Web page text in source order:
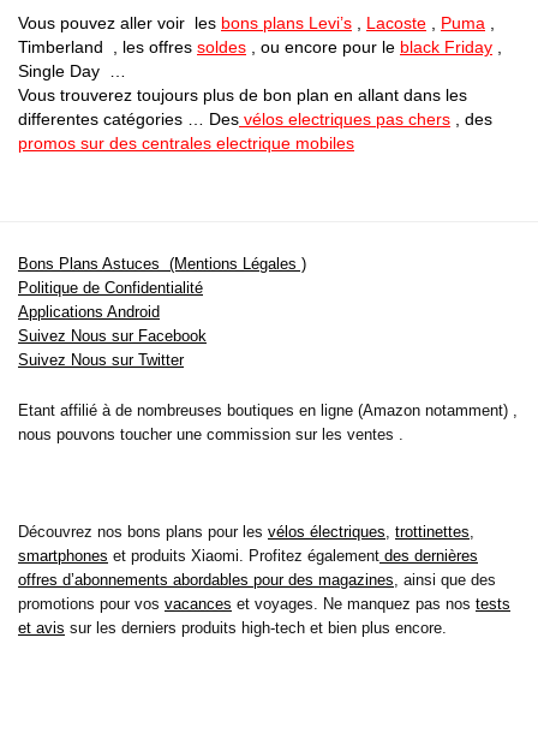
Vous pouvez aller voir les bons plans Levi’s Lacoste Puma
Timberland , les offres soldes , ou encore pour le black Friday
Single Day …
Vous trouverez toujours plus de bon plan en allant dans les
differentes catégories … Des vélos electriques pas chers , des
promos sur des centrales electrique mobiles
Bons Plans Astuces (Mentions Légales )
Politique de Confidentialité
Applications Android
Suivez Nous sur Facebook
Suivez Nous sur Twitter
Etant affilié à de nombreuses boutiques en ligne (Amazon notamment) ,
nous pouvons toucher une commission sur les ventes .
Découvrez nos bons plans pour les vélos électriques, trottinettes,
smartphones et produits Xiaomi. Profitez également des dernières
offres d’abonnements abordables pour des magazines, ainsi que des
promotions pour vos vacances et voyages. Ne manquez pas nos tests
et avis sur les derniers produits high-tech et bien plus encore.